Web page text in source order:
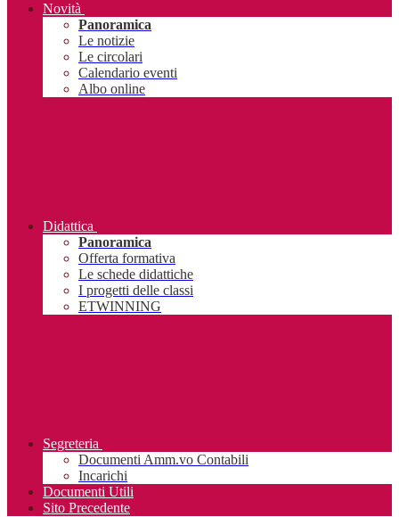
Novità
Panoramica
Le notizie
Le circolari
Calendario eventi
Albo online
Didattica
Panoramica
Offerta formativa
Le schede didattiche
I progetti delle classi
ETWINNING
Segreteria
Documenti Amm.vo Contabili
Incarichi
Documenti Utili
Sito Precedente